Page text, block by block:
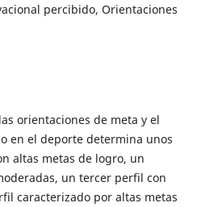
percibido, Orientaciones
orientaciones de meta y el
en el deporte determina unos
altas metas de logro, un
un tercer perfil con
caracterizado por altas metas